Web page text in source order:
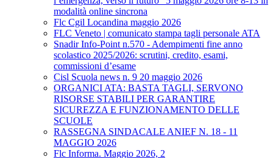
modalità online sincrona
Flc Cgil Locandina maggio 2026
FLC Veneto | comunicato stampa tagli personale ATA
Snadir Info-Point n.570 - Adempimenti fine anno
scolastico 2025/2026: scrutini, credito, esami,
commissioni d’esame
Cisl Scuola news n. 9 20 maggio 2026
ORGANICI ATA: BASTA TAGLI, SERVONO
RISORSE STABILI PER GARANTIRE
SICUREZZA E FUNZIONAMENTO DELLE
SCUOLE
RASSEGNA SINDACALE ANIEF N. 18 - 11
MAGGIO 2026
Flc Informa. Maggio 2026, 2